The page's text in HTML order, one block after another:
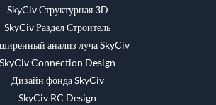
SkyCiv Структурная 3D
SkyCiv Раздел Строитель
анализ луча SkyCiv
SkyCiv Connection Design
Дизайн фонда SkyCiv
SkyCiv RC Design